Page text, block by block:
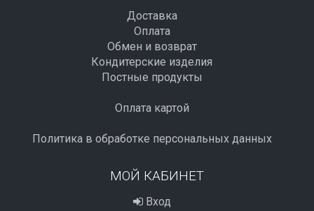
Доставка
Оплата
Обмен и возврат
Кондитерские изделия
Постные продукты
Оплата картой
Политика в обработке персональных данных
МОЙ КАБИНЕТ
Вход